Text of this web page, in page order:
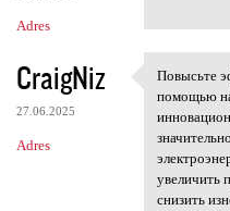
Adres
CraigNiz
27.06.2025
Adres
Повысьте
помощью
увеличить
снизить